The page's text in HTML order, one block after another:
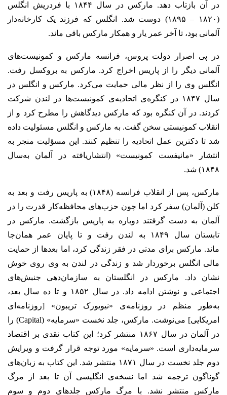
در آن بازتاب دهد. مارکس در سال ۱۸۴۴ با فردریش انگلس
(۱۸۲۰ – ۱۸۹۵) دوست شد. انگلس که فرزند یک کارخانه‌دار
آلمانی بود، تا آخر عمر یار و همکار مارکس باقی ماند.
در پی اصرار دولت پروس، فرانسه مارکس و کمونیست‌های
آلمانی دیگر را از پاریس اخراج کرد. مارکس به بروکسل رفت.
انگلس وی را از نظر مالی حمایت ‌می‌کرد. مارکس و انگلس در
سال ۱۸۴۷ در کنگره‌ی اتحادیه‌ی کمونیست‌ها در لندن شرکت
کردند. در آن کنگره بود که مارکس دیدگاهش را مطرح کرد و از
انقلاب کمونیستی سخن گفت. به مارکس و انگلس مسئولیت داده
شد تا دکترین عمل اتحادیه را تنظیم کنند. این مسؤلیت منجر به
انتشار «مانیفست کمونیست» (انتشاریافته در آلمان به‌سال
۱۸۴۸) شد.
مارکس، پس از انقلاب فرانسه (۱۸۴۸) به پاریس رفت و بعد به
کلن (آلمان) سفر کرد اما چون حزب‌های محافظه‌کار قدرت را در
آلمان به دست گرفتند دوباره به پاریس بازگشت. مارکس در
تابستان سال ۱۸۴۹ به لندن رفت و تا پایان عمر همان‌جا
ماند. مارکس برای مدتی در فقر زندگی کرد، اما بعدها از حمایت
مالی انگلس برخوردار شد و زندگی در لندن به وی روی خوش
نشان داد. مارکس در انگلستان به سازمان‌دهی جنبش‌های
اجتماعی و نوشتن ادامه داد. در سال ۱۸۵۲ و تا ده سال بعد،
به‌طور منظم در روزنامه‌ی «نیویورک تریبون» [روزنامه‌ای
امریکایی] می‌نوشت.
مارکس، جلد نخست «سرمایه» (Capital) را
در آلمان در سال ۱۸۶۷ منتشر کرد؛ این کتاب نقدی بر اقتصاد
سرمایه‌داری است. «سرمایه» مورد توجه قرار گرفت و ویرایش
دوم جلد نخست در سال ۱۸۷۱ منتشر شد. این کتاب به زبان‌های
گوناگون ترجمه شد اما نسخه‌ی انگلیسی آن تا بعد از مرگ
مارکس منتشر نشد. با مرگ مارکس جلدهای دوم و سوم